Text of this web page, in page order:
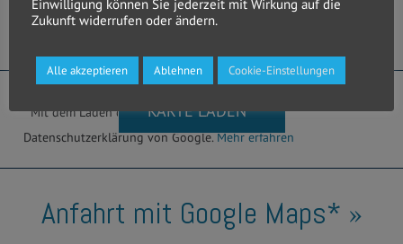
Weitere Infos zum Umgang mit Nutzerdaten finden in unserer
DSGVO MAP
KARTE LADEN *
* Mit dem Laden der Karte akzeptierst du die
Datenschutzerklärung von Google.Mehr erfahren
Anfahrt mit Google Maps* »
Einwilligung können Sie jederzeit mit Wirkung auf die
Zukunft widerrufen oder ändern.
Alle akzeptieren Ablehnen Cookie-Einstellungen